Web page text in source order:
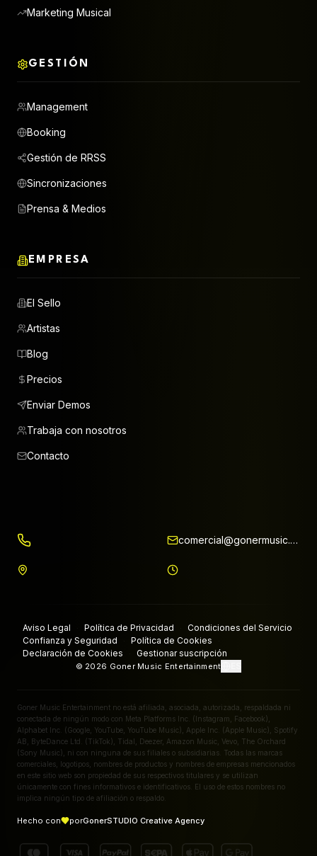
Marketing Musical
GESTIÓN
Management
Booking
Gestión de RRSS
Sincronizaciones
Prensa & Medios
EMPRESA
El Sello
Artistas
Blog
Precios
Enviar Demos
Trabaja con nosotros
Contacto
comercial@gonermusic.com
Aviso Legal Política de Privacidad Condiciones del Servicio
Confianza y Seguridad Política de Cookies
Declaración de Cookies Gestionar suscripción
© 2026 Goner Music Entertainment
Goner Music Entertainment no está afiliada, asociada, autorizada, respaldada ni
conectada de ningún modo con Meta Platforms Inc. (Instagram, Facebook),
Alphabet Inc. (Google, YouTube, YouTube Music), Apple Inc. (Apple Music), Spotify
AB, ByteDance Ltd. (TikTok), Tidal, Deezer, Amazon Music, Vevo, The Orchard
(Sony Music), ni con ninguna de sus filiales o subsidiarias. Todas las marcas
comerciales, logotipos, nombres de productos y nombres de empresas mencionados
en este sitio web son propiedad de sus respectivos titulares y se utilizan
únicamente con fines informativos e identificativos. El uso de estos nombres no
implica ningún tipo de afiliación o respaldo.
Hecho con porGonerSTUDIO Creative Agency